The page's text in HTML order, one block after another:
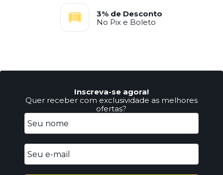
3% de Desconto
No Pix e Boleto
Inscreva-se agora!
Quer receber com exclusividade as melhores
ofertas?